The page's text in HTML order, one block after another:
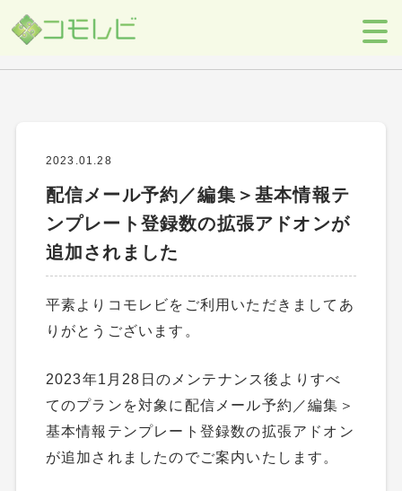
【コモレビ】SES事業者のための営業支援ツール
ニュー
ス>配信メール予約／編集＞基本情報テンプレート登録数の拡張アド
オンが追加されました
2023.01.28
配信メール予約／編集＞基本情報テ
ンプレート登録数の拡張アドオンが
追加されました
平素よりコモレビをご利用いただきましてあ
りがとうございます。
2023年1月28日のメンテナンス後よりすべ
てのプランを対象に配信メール予約／編集＞
基本情報テンプレート登録数の拡張アドオン
が追加されましたのでご案内いたします。